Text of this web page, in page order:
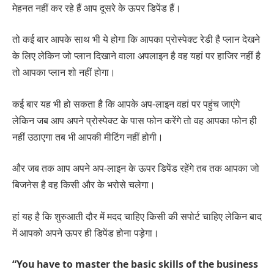
मेहनत नहीं कर रहे हैं आप दूसरे के ऊपर डिपेंड हैं।
तो कई बार आपके साथ भी ये होगा कि आपका प्रोस्पेक्ट रेडी है प्लान देखने
के लिए लेकिन जो प्लान दिखाने वाला अपलाइन है वह यहां पर हाजिर नहीं है
तो आपका प्लान शो नहीं होगा।
कई बार यह भी हो सकता है कि आपके अप-लाइन वहां पर पहुंच जाएंगे
लेकिन जब आप अपने प्रोस्पेक्ट के पास फोन करेंगे तो वह आपका फोन ही
नहीं उठाएगा तब भी आपकी मीटिंग नहीं होगी।
और जब तक आप अपने अप-लाइन के ऊपर डिपेंड रहेंगे तब तक आपका जो
बिजनेस है वह किसी और के भरोसे चलेगा।
हां यह है कि शुरुआती दौर में मदद चाहिए किसी की सपोर्ट चाहिए लेकिन बाद
में आपको अपने ऊपर ही डिपेंड होना पड़ेगा।
“You have to master the basic skills of the business